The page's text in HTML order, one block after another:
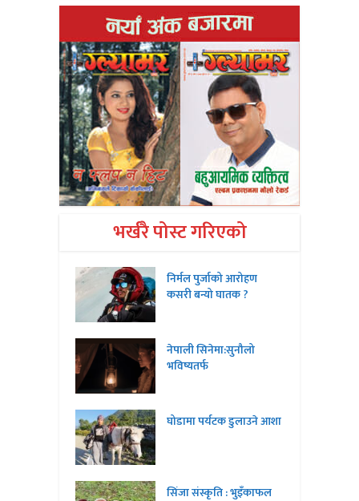
भर्खरै पोस्ट गरिएको
निर्मल पुर्जाको आरोहण
कसरी बन्यो घातक ?
नेपाली सिनेमा:सुनौलो
भविष्यतर्फ
घोडामा पर्यटक डुलाउने आशा
सिंजा संस्कृति : भुइँकाफल